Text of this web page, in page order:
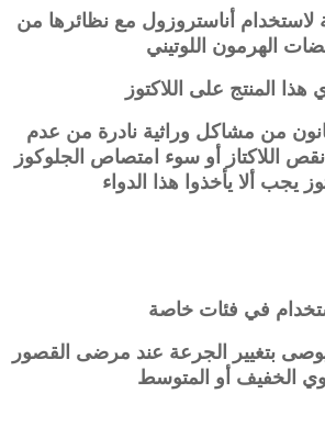
لاستخدام أناستروزول مع نظائرها من
الهرمون اللوتيني
هذا المنتج على اللاكتوز
من مشاكل وراثية نادرة من عدم
نقص اللاكتاز أو سوء امتصاص الجلوكوز
يجب ألا يأخذوا هذا الدواء
في فئات خاصة
بتغيير الجرعة عند مرضى القصور
الخفيف أو المتوسط